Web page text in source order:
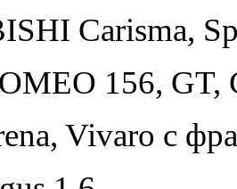
Carisma,
156, GT,
Vivaro с